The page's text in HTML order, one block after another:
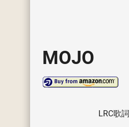
MOJO
LRC歌詞